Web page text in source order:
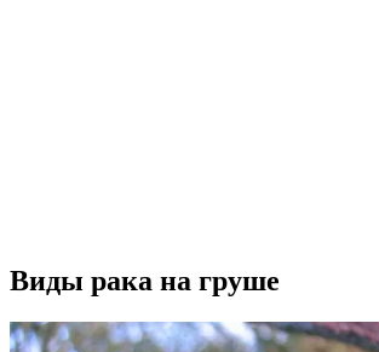
Виды рака на груше